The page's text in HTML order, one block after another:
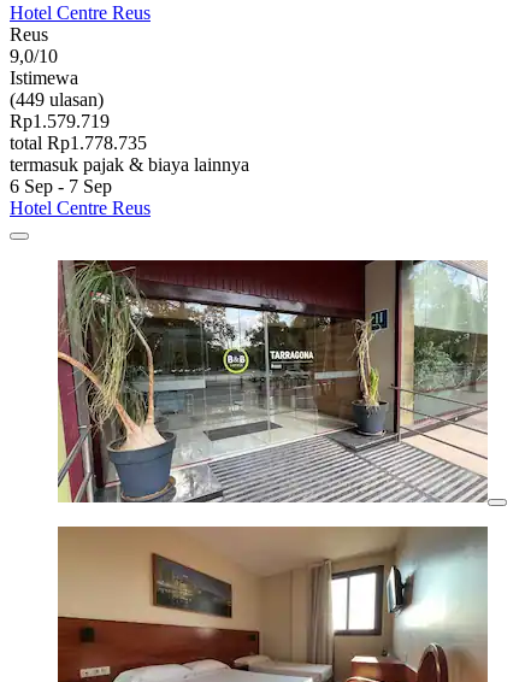
Hotel Centre Reus
Reus
9,0/10
Istimewa
(449 ulasan)
Rp1.579.719
total Rp1.778.735
termasuk pajak & biaya lainnya
6 Sep - 7 Sep
Hotel Centre Reus